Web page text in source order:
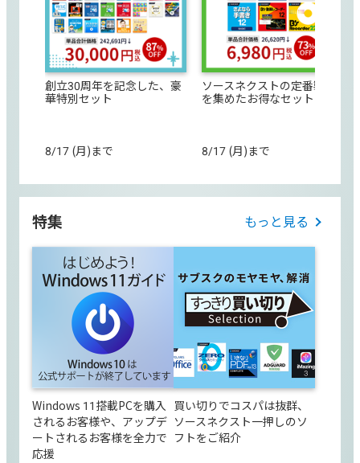
創立30周年を記念した、豪
華特別セット
8/17 (月)まで
ソースネクストの定番製品
を集めたお得なセット
8/17 (月)まで
特集 もっと見る
Windows 11搭載PCを購入
されるお客様や、アップデ
ートされるお客様を全力で
応援
買い切りでコスパは抜群、
ソースネクスト一押しのソ
フトをご紹介